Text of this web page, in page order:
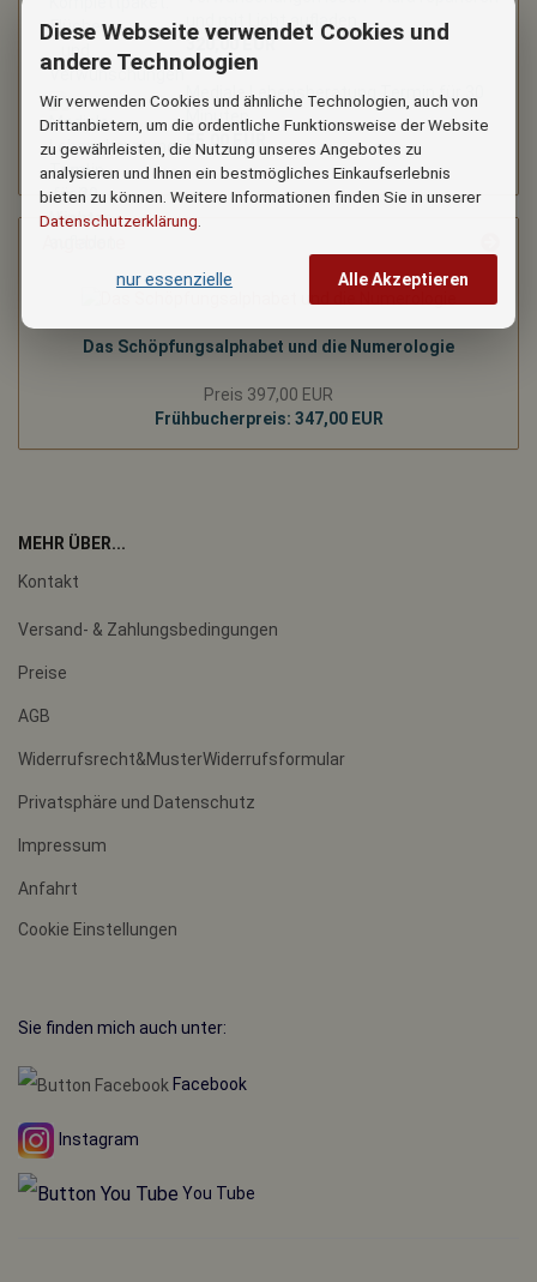
Diese Webseite verwendet Cookies und
andere Technologien
Wir verwenden Cookies und ähnliche Technologien, auch von
Drittanbietern, um die ordentliche Funktionsweise der Website
zu gewährleisten, die Nutzung unseres Angebotes zu
analysieren und Ihnen ein bestmögliches Einkaufserlebnis
bieten zu können. Weitere Informationen finden Sie in unserer
Datenschutzerklärung
Alle Akzeptieren
nur essenzielle
und mit Licht aufladen
320,00 EUR
Mediale Lebensberatung Termin für 30
Minuten
55,00 EUR
Das Schöpfungsalphabet und die Numerologie
Preis 397,00 EUR
Frühbucherpreis: 347,00 EUR
MEHR ÜBER...
Kontakt
Versand- & Zahlungsbedingungen
Preise
AGB
Widerrufsrecht&MusterWiderrufsformular
Privatsphäre und Datenschutz
Impressum
Anfahrt
Cookie Einstellungen
Sie finden mich auch unter:
Facebook
Instagram
You Tube